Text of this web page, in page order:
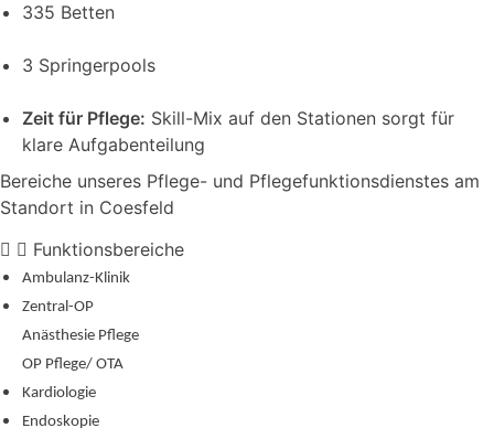
335 Betten
3 Springerpools
Zeit für Pflege: Skill-Mix auf den Stationen sorgt für
klare Aufgabenteilung
Bereiche unseres Pflege- und Pflegefunktionsdienstes am
Standort in Coesfeld
Funktionsbereiche
Ambulanz-Klinik
Zentral-OP
Anästhesie Pflege
OP Pflege/ OTA
Kardiologie
Endoskopie